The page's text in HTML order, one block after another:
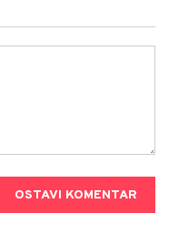
OSTAVI KOMENTAR